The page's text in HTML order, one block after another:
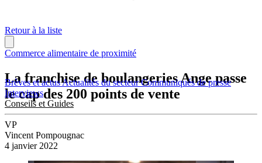
Brèves et actusActualités du secteurCommuniqués de presse
Interviews
Conseils et Guides
Retour à la liste
Commerce alimentaire de proximité
La franchise de boulangeries Ange passe
le cap des 200 points de vente
VP
Vincent Pompougnac
4 janvier 2022